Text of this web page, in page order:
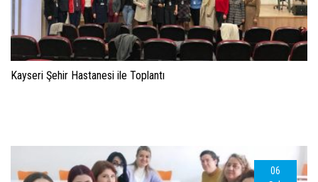
Kayseri Şehir Hastanesi ile Toplantı
06